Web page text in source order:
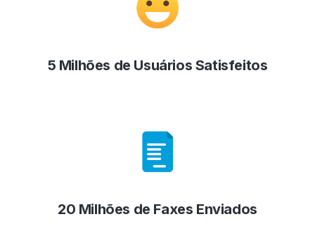
5 Milhões de Usuários Satisfeitos
20 Milhões de Faxes Enviados